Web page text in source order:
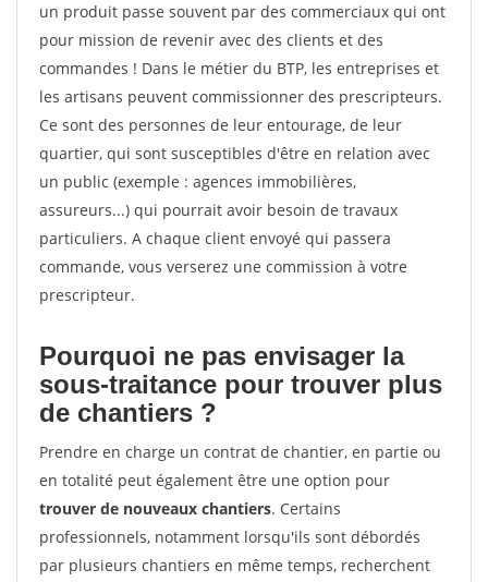
un produit passe souvent par des commerciaux qui ont
pour mission de revenir avec des clients et des
commandes ! Dans le métier du BTP, les entreprises et
les artisans peuvent commissionner des prescripteurs.
Ce sont des personnes de leur entourage, de leur
quartier, qui sont susceptibles d'être en relation avec
un public (exemple : agences immobilières,
assureurs...) qui pourrait avoir besoin de travaux
particuliers. A chaque client envoyé qui passera
commande, vous verserez une commission à votre
prescripteur.
Pourquoi ne pas envisager la
sous-traitance pour trouver plus
de chantiers ?
Prendre en charge un contrat de chantier, en partie ou
en totalité peut également être une option pour
trouver de nouveaux chantiers. Certains
professionnels, notamment lorsqu'ils sont débordés
par plusieurs chantiers en même temps, recherchent